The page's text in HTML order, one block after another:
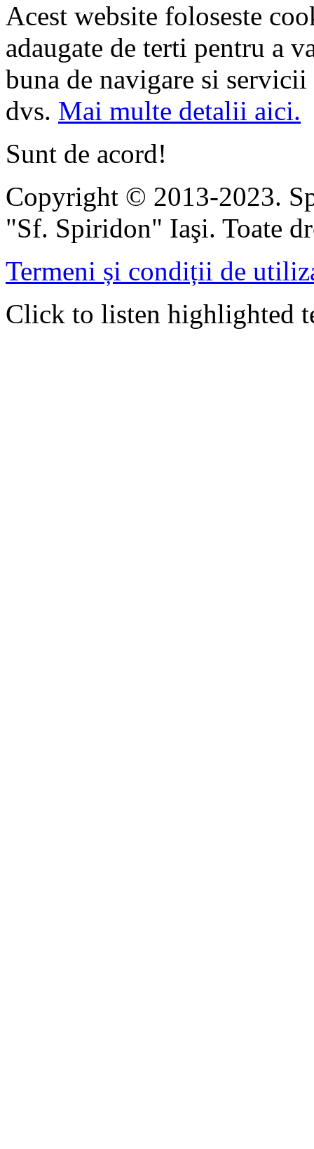
Acest website foloseste
adaugate de terti pentru a
buna de navigare si
dvs. Mai multe detalii aici.
Sunt de acord!
Copyright © 2013-2023.
"Sf. Spiridon" Iaşi. Toate
Termeni și condiții de
Click to listen highlighted